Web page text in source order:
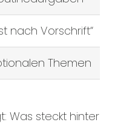
nach Vorschrift“
Themen
Was steckt hinter